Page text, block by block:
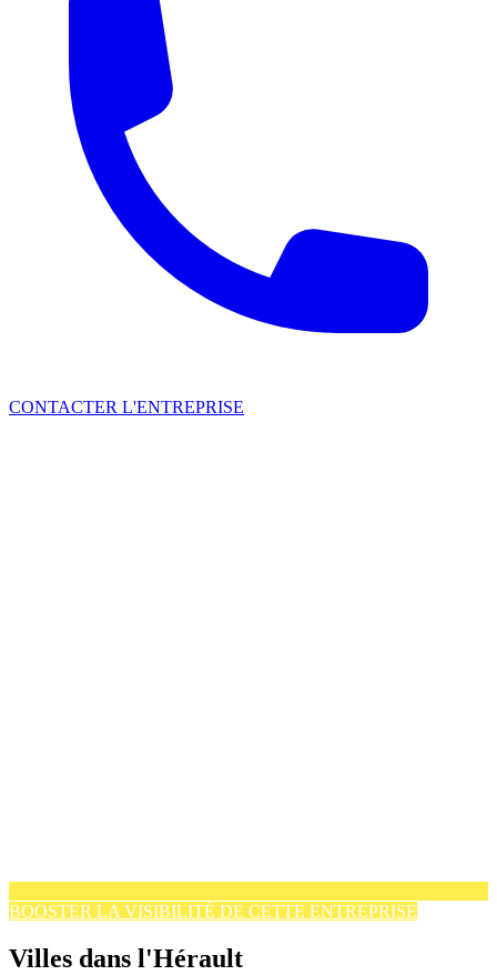
CONTACTER L'ENTREPRISE
BOOSTER LA VISIBILITÉ DE CETTE ENTREPRISE
Villes dans l'Hérault